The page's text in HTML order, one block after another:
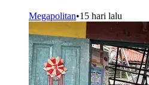
Megapolitan•15 hari lalu